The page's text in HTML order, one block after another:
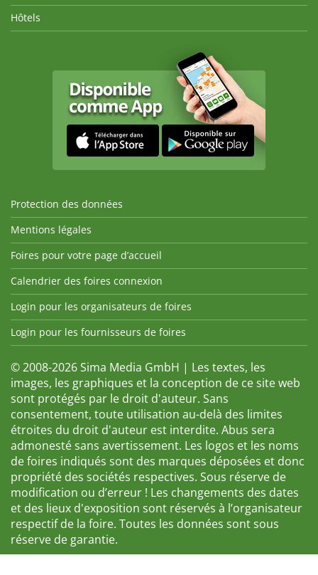
Hôtels
Protection des données
Mentions légales
Foires pour votre page d’accueil
Calendrier des foires connexion
Login pour les organisateurs de foires
Login pour les fournisseurs de foires
© 2008-2026 Sima Media GmbH | Les textes, les
images, les graphiques et la conception de ce site web
sont protégés par le droit d'auteur. Sans
consentement, toute utilisation au-delà des limites
étroites du droit d'auteur est interdite. Abus sera
admonesté sans avertissement. Les logos et les noms
de foires indiqués sont des marques déposées et donc
propriété des sociétés respectives. Sous réserve de
modification ou d’erreur ! Les changements des dates
et des lieux d'exposition sont réservés à l’organisateur
respectif de la foire. Toutes les données sont sous
réserve de garantie.